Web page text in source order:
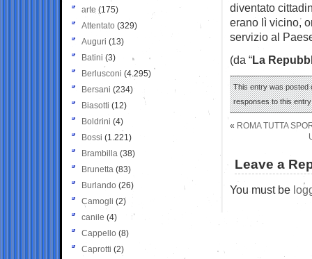
diventato
erano lì vicino,
servizio al
(da “La
This entry was posted
responses to this
« ROMA TUTTA
Leave a
You must be
arte (175)
Attentato (329)
Auguri (13)
Batini (3)
Berlusconi (4.295)
Bersani (234)
Biasotti (12)
Boldrini (4)
Bossi (1.221)
Brambilla (38)
Brunetta (83)
Burlando (26)
Camogli (2)
canile (4)
Cappello (8)
Caprotti (2)